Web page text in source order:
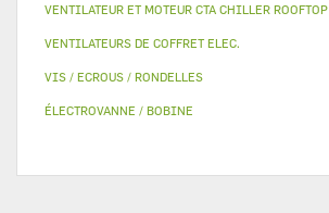
VENTILATEUR ET MOTEUR CTA CHILLER ROOFTOP
VENTILATEURS DE COFFRET ELEC.
VIS / ECROUS / RONDELLES
ÉLECTROVANNE / BOBINE